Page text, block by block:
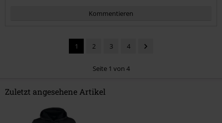
Kommentieren
Kommentar jetzt abschicken!
1 2 3 4
Seite 1 von 4
Zuletzt angesehene Artikel